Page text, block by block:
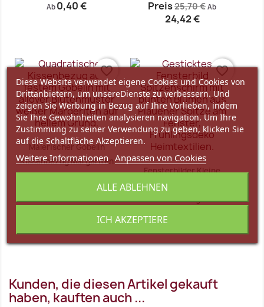
Ab 0,40 €
Vorschau
Preis25,70 € Ab
24,42 €
Malerischer Gobelin
Kissenbezug Margeriten
45x45 cm
favorite_border
Vorschau
Fensterbilder Kleine
Blaumeise und
Schmetterling im...
21,25 €
favorite_border
Kunden, die diesen Artikel gekauft
haben, kauften auch ...
Diese Website verwendet eigene Cookies und Cookies von
Drittanbietern, um unsereDienste zu verbessern. Und
zeigen Sie Werbung in Bezug auf Ihre Vorlieben, indem
Sie Ihre Gewohnheiten analysieren navigation. Um Ihre
Zustimmung zu seiner Verwendung zu geben, klicken Sie
auf die Schaltfläche Akzeptieren.
Weitere Informationen Anpassen von Cookies
ALLE ABLEHNEN
ICH AKZEPTIERE